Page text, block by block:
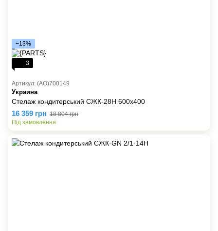
−13%
3
Артикул: (AO)700149
Украина
Стелаж кондитерський СЖК-28Н 600х400
16 359 грн 18 804 грн
Під замовлення